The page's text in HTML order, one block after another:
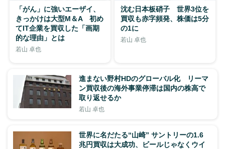
「がん」に強いエーザイ、
きっかけは大型M＆A 初め
てIT企業を買収した「画期
的な理由」とは
若山 卓也
沈む日本板硝子 世界3位を
買収も赤字頻発、株価は5分
の1に
若山 卓也
進まない野村HDのグローバル化 リーマ
ン買収後の海外事業停滞は国内の株高で
取り返せるか
若山 卓也
世界に名だたる“山崎” サントリーの1.6
兆円買収は大成功、ビールじゃなくウイ